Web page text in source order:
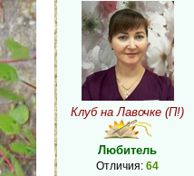
Клуб на Лавочке (П!)
Любитель
Отличия: 64